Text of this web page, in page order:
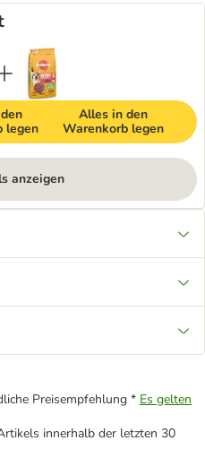
legen
Alles in den
Warenkorb legen
anzeigen
Preisempfehlung * Es gelten
innerhalb der letzten 30